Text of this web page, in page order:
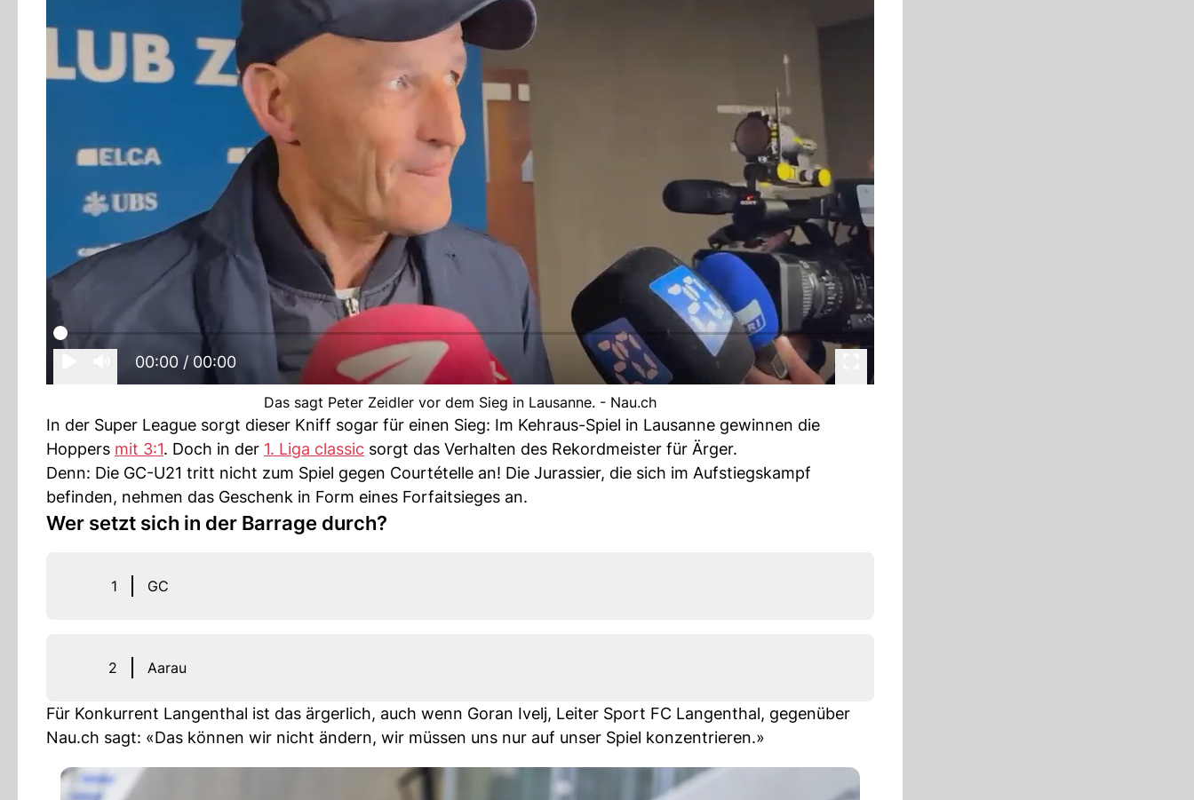
00:00 / 00:00
Das sagt Peter Zeidler vor dem Sieg in Lausanne. - Nau.ch
In der Super League sorgt dieser Kniff sogar für einen Sieg: Im Kehraus-Spiel in Lausanne gewinnen die
Hoppers mit 3:1. Doch in der 1. Liga classic sorgt das Verhalten des Rekordmeister für Ärger.
Denn: Die GC-U21 tritt nicht zum Spiel gegen Courtételle an! Die Jurassier, die sich im Aufstiegskampf
befinden, nehmen das Geschenk in Form eines Forfaitsieges an.
Wer setzt sich in der Barrage durch?
1 GC
2 Aarau
Für Konkurrent Langenthal ist das ärgerlich, auch wenn Goran Ivelj, Leiter Sport FC Langenthal, gegenüber
Nau.ch sagt: «Das können wir nicht ändern, wir müssen uns nur auf unser Spiel konzentrieren.»